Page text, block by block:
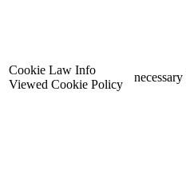
Cookie Law Info
Viewed Cookie Policy
necessary